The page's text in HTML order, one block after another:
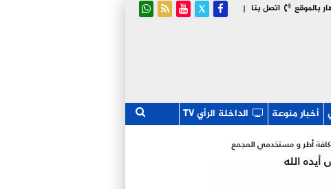
| اتصل بنا بالموقع
أخبار منوعة الداخلة الرأي TV